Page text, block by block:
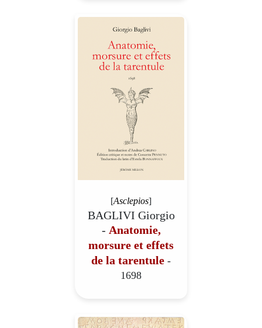
[Asclepios]
BAGLIVI Giorgio
- Anatomie,
morsure et effets
de la tarentule -
1698